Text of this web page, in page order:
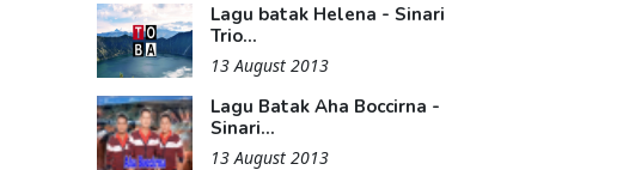
Lagu batak Helena - Sinari
Trio...
13 August 2013
Lagu Batak Aha Boccirna -
Sinari...
13 August 2013